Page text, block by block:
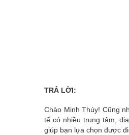
TRẢ LỜI:
Chào Minh Thúy! Cũng
tế có nhiều trung tâm,
giúp bạn lựa chọn được